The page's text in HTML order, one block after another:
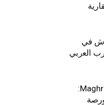
ﻓﻲ
اﻟﻌرﺑﻲ
التأمينات المغربية حياة Maghrebia Vie: